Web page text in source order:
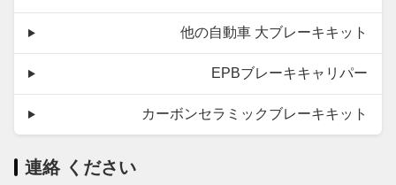
他の自動車 大ブレーキキット
EPBブレーキキャリパー
カーボンセラミックブレーキキット
連絡 ください